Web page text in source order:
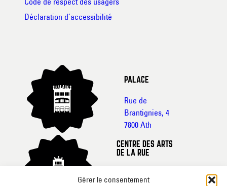
Gérer le consentement
Déclaration d’accessibilité
PALACE
Rue de
Brantignies, 4
7800 Ath
CENTRE DES ARTS
DE LA RUE
22